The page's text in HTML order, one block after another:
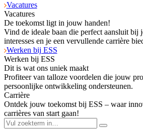
Vacatures
Vacatures
De toekomst ligt in jouw handen!
Vind de ideale baan die perfect aansluit bij
interesses en je een vervullende carrière
Werken bij ESS
Werken bij ESS
Dit is wat ons uniek maakt
Profiteer van talloze voordelen die jouw
persoonlijke ontwikkeling ondersteunen.
Carrière
Ontdek jouw toekomst bij ESS – waar
carrières van start gaan!